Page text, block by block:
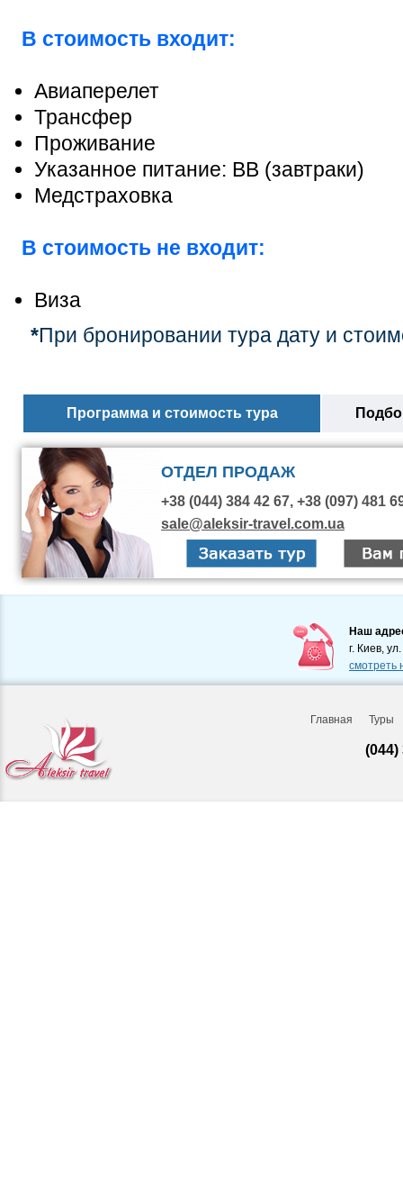
В стоимость входит:
Авиаперелет
Трансфер
Проживание
Указанное питание: BB (завтраки)
Медстраховка
В стоимость не входит:
Виза
*При бронировании тура дату и
Программа и стоимость тура
ОТДЕЛ ПРОДАЖ
+38 (044) 384 42 67, +38 (097) 481
sale@aleksir-travel.com.ua
Наш
г. Киев,
смотреть
Главная Туры
(044)